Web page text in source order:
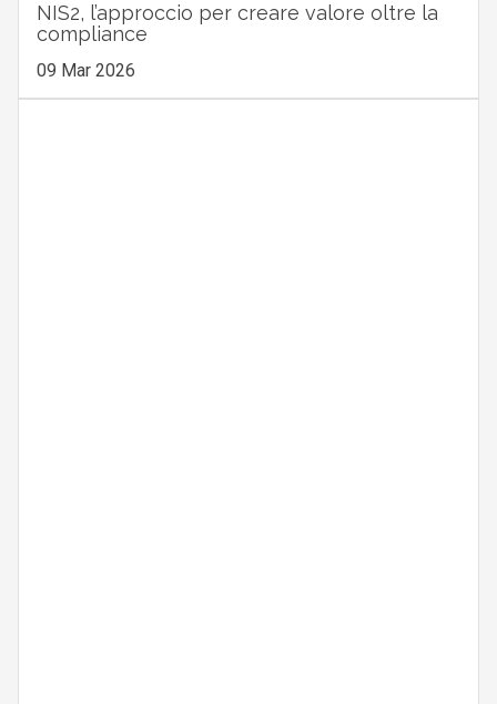
NIS2, l’approccio per creare valore oltre la
compliance
09 Mar 2026